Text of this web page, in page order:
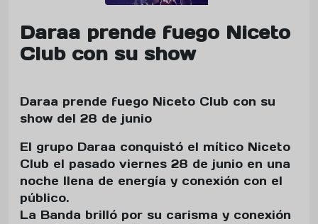
Daraa prende fuego Niceto
Club con su show
Daraa prende fuego Niceto Club con su
show del 28 de junio
El grupo Daraa conquistó el mítico Niceto
Club el pasado viernes 28 de junio en una
noche llena de energía y conexión con el
público.
La Banda brilló por su carisma y conexión